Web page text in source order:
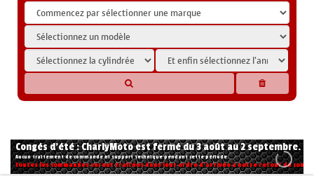
Congés d'été : CharlyMoto est fermé du 3 août au 2 septembre.
Aucun traitement de commande ni support technique pendant cette période.
Toutes les commandes seront traitées dans leur ordre d'arrivée à notre retour de